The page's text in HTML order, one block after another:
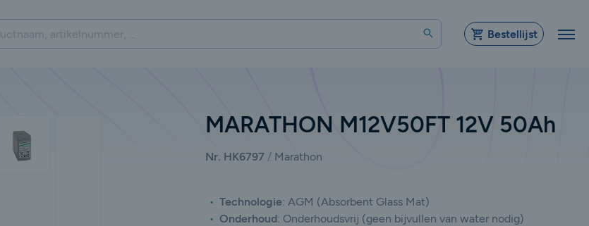
Zoeken Bestellijst
MARATHON M12V50FT 12V 50Ah
Nr. HK6797 Marathon
Technologie: AGM (Absorbent Glass Mat)
Onderhoud: Onderhoudsvrij (geen bijvullen van water nodig)